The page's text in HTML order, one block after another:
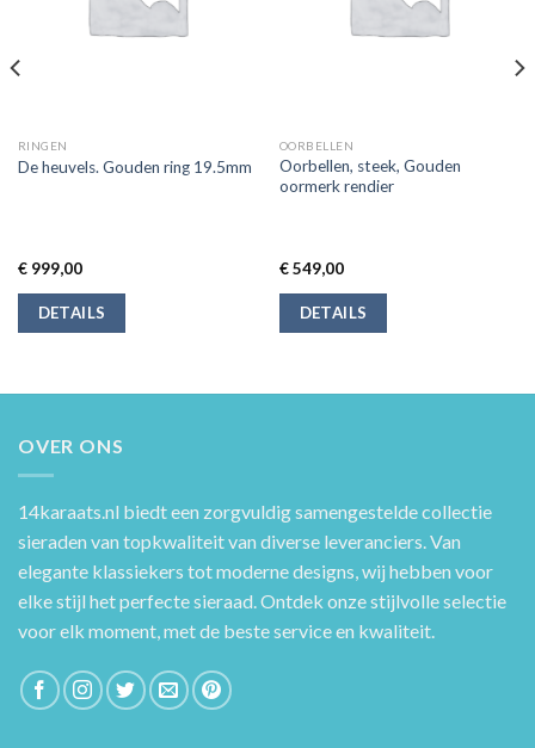
RINGEN
De heuvels. Gouden ring 19.5mm
€999,00
DETAILS
OORBELLEN
Oorbellen, steek, Gouden
oormerk rendier
€549,00
DETAILS
OVER ONS
14karaats.nl biedt een zorgvuldig samengestelde collectie
sieraden van topkwaliteit van diverse leveranciers. Van
elegante klassiekers tot moderne designs, wij hebben voor
elke stijl het perfecte sieraad. Ontdek onze stijlvolle selectie
voor elk moment, met de beste service en kwaliteit.